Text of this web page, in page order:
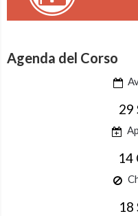
Agenda del Corso
29
14
18